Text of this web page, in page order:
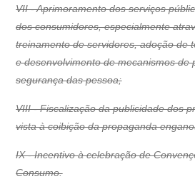
VII - Aprimoramento dos serviços
dos consumidores, especialmente
treinamento de servidores, adoção de
e desenvolvimento de mecanismos de
segurança das pessoa;
VIII - Fiscalização da publicidade dos
vista à coibição da propaganda
IX - Incentivo à celebração de
Consumo.